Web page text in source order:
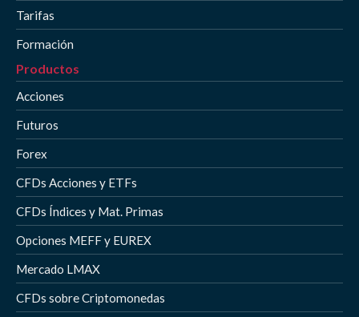
Tarifas
Formación
Productos
Acciones
Futuros
Forex
CFDs Acciones y ETFs
CFDs Índices y Mat. Primas
Opciones MEFF y EUREX
Mercado LMAX
CFDs sobre Criptomonedas